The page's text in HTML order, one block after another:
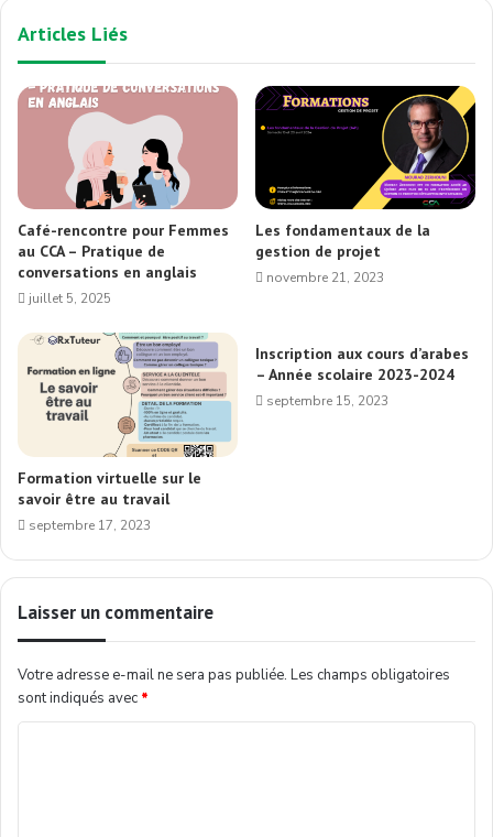
Articles Liés
Café-rencontre pour Femmes
au CCA – Pratique de
conversations en anglais
juillet 5, 2025
Les fondamentaux de la
gestion de projet
novembre 21, 2023
Formation virtuelle sur le
savoir être au travail
septembre 17, 2023
Inscription aux cours d’arabes
– Année scolaire 2023-2024
septembre 15, 2023
Laisser un commentaire
Votre adresse e-mail ne sera pas publiée. Les champs obligatoires
sont indiqués avec *